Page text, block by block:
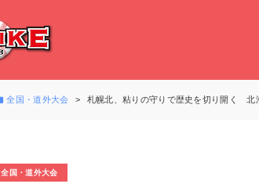
全国・道外大会 札幌北、粘りの守りで歴史を切り開く 北
全国・道外大会